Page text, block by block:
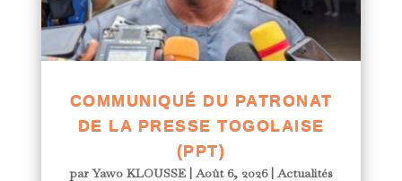
COMMUNIQUÉ DU PATRONAT
DE LA PRESSE TOGOLAISE
(PPT)
parYawo KLOUSSE|Août 6, 2026|Actualités